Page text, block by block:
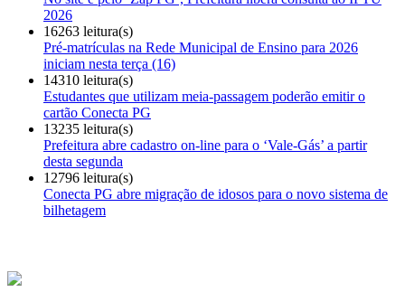
2026
16263 leitura(s)
Pré-matrículas na Rede Municipal de Ensino para 2026
iniciam nesta terça (16)
14310 leitura(s)
Estudantes que utilizam meia-passagem poderão emitir o
cartão Conecta PG
13235 leitura(s)
Prefeitura abre cadastro on-line para o ‘Vale-Gás’ a partir
desta segunda
12796 leitura(s)
Conecta PG abre migração de idosos para o novo sistema de
bilhetagem